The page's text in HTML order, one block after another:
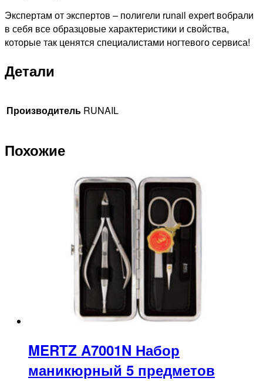
Экспертам от экспертов – полигели runail expert вобрали
в себя все образцовые характеристики и свойства,
которые так ценятся специалистами ногтевого сервиса!
Детали
Производитель RUNAIL
Похожие
MERTZ A7001N Набор
маникюрный 5 предметов